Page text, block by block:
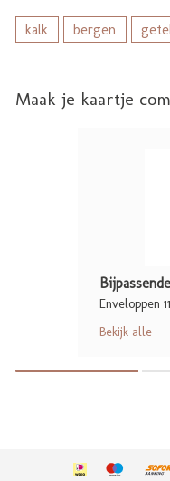
kalk bergen
Maak je kaartje
Enveloppen
Bekijk alle